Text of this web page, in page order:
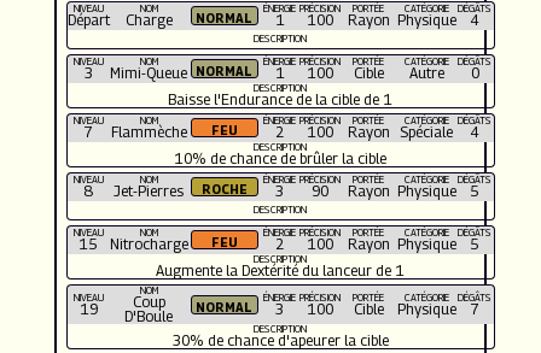
NIVEAU
Départ
NOM
Charge
ÉNERGIE
1
PRÉCISION
100
PORTÉE
Rayon
CATÉGORIE
Physique
DÉGÂTS
4
DESCRIPTION
NIVEAU
3
NOM
Mimi-Queue
ÉNERGIE
1
PRÉCISION
100
PORTÉE
Cible
CATÉGORIE
Autre
DÉGÂTS
0
DESCRIPTION
Baisse l'Endurance de la cible de 1
NIVEAU
7
NOM
Flammèche
ÉNERGIE
2
PRÉCISION
100
PORTÉE
Rayon
CATÉGORIE
Spéciale
DÉGÂTS
4
DESCRIPTION
10% de chance de brûler la cible
NIVEAU
8
NOM
Jet-Pierres
ÉNERGIE
3
PRÉCISION
90
PORTÉE
Rayon
CATÉGORIE
Physique
DÉGÂTS
5
DESCRIPTION
NIVEAU
15
NOM
Nitrocharge
ÉNERGIE
2
PRÉCISION
100
PORTÉE
Rayon
CATÉGORIE
Physique
DÉGÂTS
5
DESCRIPTION
Augmente la Dextérité du lanceur de 1
NIVEAU
19
NOM
Coup
D'Boule
ÉNERGIE
3
PRÉCISION
100
PORTÉE
Cible
CATÉGORIE
Physique
DÉGÂTS
7
DESCRIPTION
30% de chance d'apeurer la cible